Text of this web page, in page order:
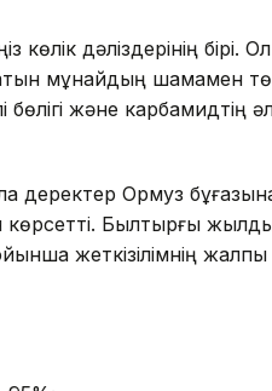
дәліздерінің бірі.
мұнайдың шамамен
және карбамидтің
деректер Ормуз
көрсетті. Былтырғы
жеткізілімнің